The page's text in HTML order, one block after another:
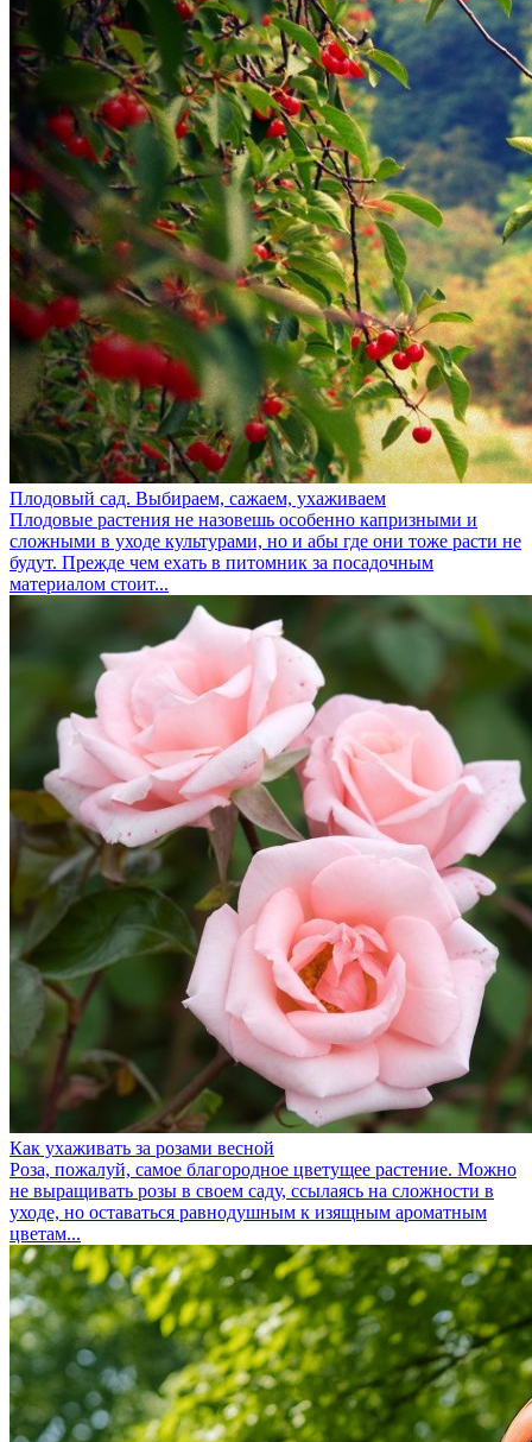
Плодовый сад. Выбираем, сажаем, ухаживаем
Плодовые растения не назовешь особенно капризными и
сложными в уходе культурами, но и абы где они тоже расти не
будут. Прежде чем ехать в питомник за посадочным
материалом стоит...
Как ухаживать за розами весной
Роза, пожалуй, самое благородное цветущее растение. Можно
не выращивать розы в своем саду, ссылаясь на сложности в
уходе, но оставаться равнодушным к изящным ароматным
цветам...